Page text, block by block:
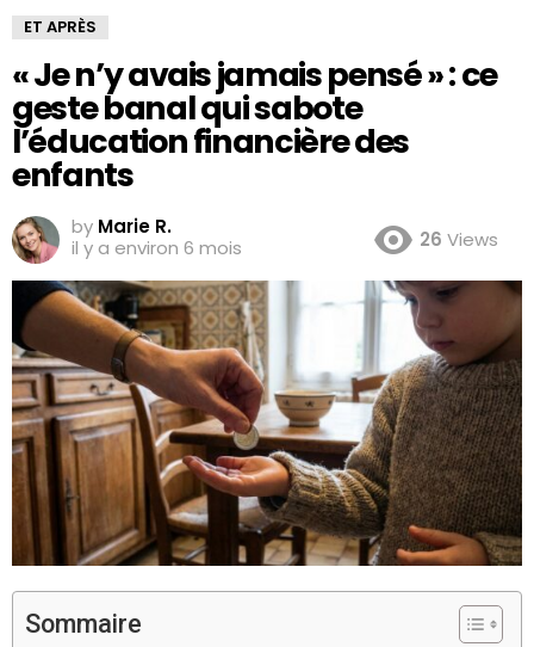
ET APRÈS
« Je n’y avais jamais pensé » : ce
geste banal qui sabote
l’éducation financière des
enfants
by Marie R.
il y a environ 6 mois
26 Views
Sommaire